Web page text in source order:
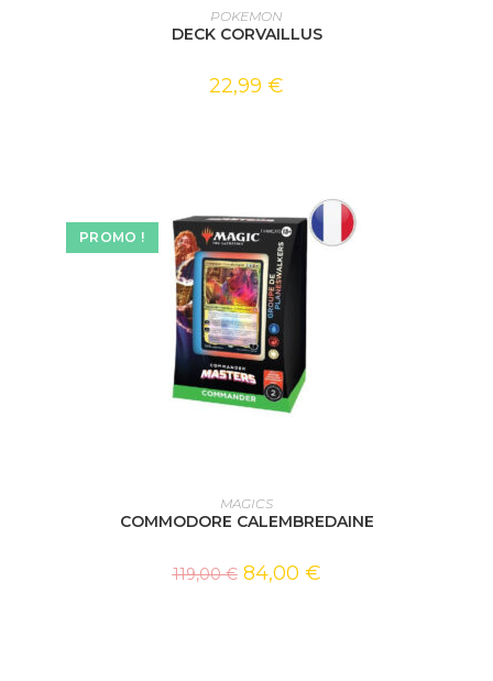
AJOUTER AU PANIER
POKEMON
DECK CORVAILLUS
22,99 €
PROMO !
AJOUTER AU PANIER
MAGICS
COMMODORE CALEMBREDAINE
119,00€ 84,00 €